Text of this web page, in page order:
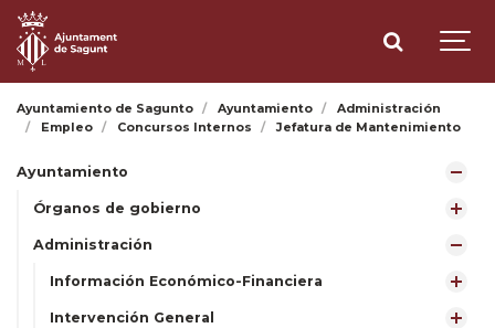
Ayuntamiento de Sagunto Ayuntamiento
Administración
Empleo
Concursos Internos Jefatura de Mantenimiento
Ayuntamiento
Órganos de gobierno
Administración
Información Económico-Financiera
Intervención General